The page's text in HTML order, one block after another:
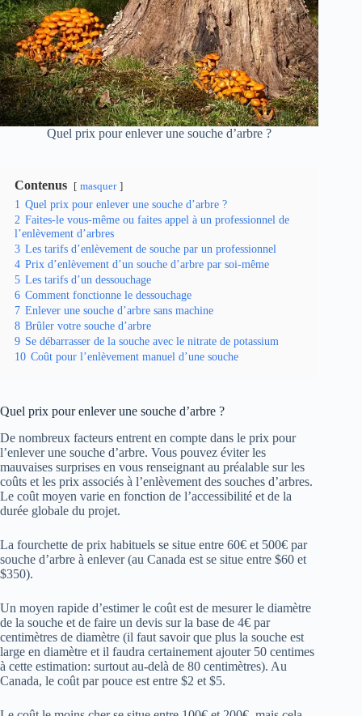
Quel prix pour enlever une souche d’arbre ?
Contenus masquer
1 Quel prix pour enlever une souche d’arbre ?
2 Faites-le vous-même ou faites appel à un professionnel de
l’enlèvement d’arbres
3 Les tarifs d’enlèvement de souche par un professionnel
4 Prix d’enlèvement d’un souche d’arbre par soi-même
5 Les tarifs d’un dessouchage
6 Comment fonctionne le dessouchage
7 Enlever une souche d’arbre sans machine
8 Brûler votre souche d’arbre
9 Se débarrasser de la souche avec le nitrate de potassium
10 Coût pour l’enlèvement manuel d’une souche
Quel prix pour enlever une souche d’arbre ?
De nombreux facteurs entrent en compte dans le prix pour
l’enlever une souche d’arbre. Vous pouvez éviter les
mauvaises surprises en vous renseignant au préalable sur les
coûts et les prix associés à l’enlèvement des souches d’arbres.
Le coût moyen varie en fonction de l’accessibilité et de la
durée globale du projet.
La fourchette de prix habituels se situe entre 60€ et 500€ par
souche d’arbre à enlever (au Canada est se situe entre $60 et
$350).
Un moyen rapide d’estimer le coût est de mesurer le diamètre
de la souche et de faire un devis sur la base de 4€ par
centimètres de diamètre (il faut savoir que plus la souche est
large en diamètre et il faudra certainement ajouter 50 centimes
à cette estimation: surtout au-delà de 80 centimètres). Au
Canada, le coût par pouce est entre $2 et $5.